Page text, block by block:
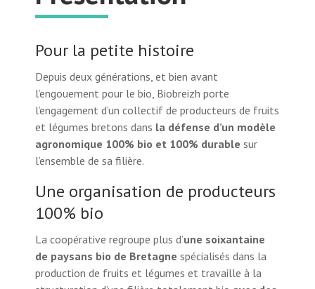
Pour la petite histoire
Depuis deux générations, et bien avant
l’engouement pour le bio, Biobreizh porte
l’engagement d’un collectif de producteurs de fruits
et légumes bretons dans la défense d’un modèle
agronomique 100% bio et 100% durable sur
l’ensemble de sa filière.
Une organisation de producteurs
100% bio
La coopérative regroupe plus d’une soixantaine
de paysans bio de Bretagne spécialisés dans la
production de fruits et légumes et travaille à la